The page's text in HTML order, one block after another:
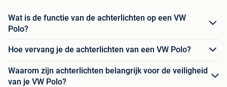
Wat is de functie van de achterlichten op een VW
Polo?
Hoe vervang je de achterlichten van een VW Polo?
Waarom zijn achterlichten belangrijk voor de veiligheid
van je VW Polo?